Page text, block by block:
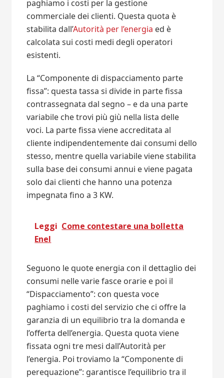
paghiamo i costi per la gestione
commerciale dei clienti. Questa quota è
stabilita dall’Autorità per l’energia ed è
calcolata sui costi medi degli operatori
esistenti.
La “Componente di dispacciamento parte
fissa”: questa tassa si divide in parte fissa
contrassegnata dal segno – e da una parte
variabile che trovi più giù nella lista delle
voci. La parte fissa viene accreditata al
cliente indipendentemente dai consumi dello
stesso, mentre quella variabile viene stabilita
sulla base dei consumi annui e viene pagata
solo dai clienti che hanno una potenza
impegnata fino a 3 KW.
Leggi Come contestare una bolletta
Enel
Seguono le quote energia con il dettaglio dei
consumi nelle varie fasce orarie e poi il
“Dispacciamento”: con questa voce
paghiamo i costi del servizio che ci offre la
garanzia di un equilibrio tra la domanda e
l’offerta dell’energia. Questa quota viene
fissata ogni tre mesi dall’Autorità per
l’energia. Poi troviamo la “Componente di
perequazione”: garantisce l’equilibrio tra il